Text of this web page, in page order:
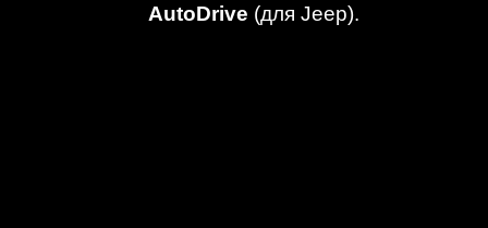
AutoDrive (для Jeep).